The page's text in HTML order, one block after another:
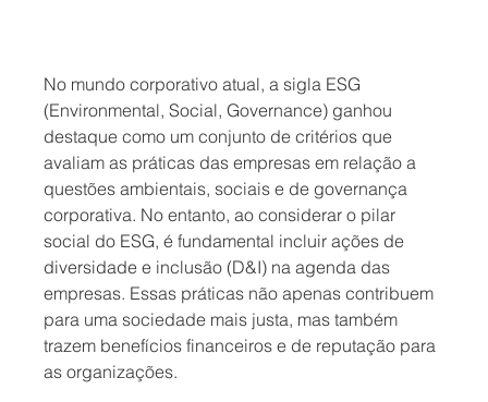
No mundo corporativo atual, a sigla ESG
(Environmental, Social, Governance) ganhou
destaque como um conjunto de critérios que
avaliam as práticas das empresas em relação a
questões ambientais, sociais e de governança
corporativa. No entanto, ao considerar o pilar
social do ESG, é fundamental incluir ações de
diversidade e inclusão (D&I) na agenda das
empresas. Essas práticas não apenas contribuem
para uma sociedade mais justa, mas também
trazem benefícios financeiros e de reputação para
as organizações.